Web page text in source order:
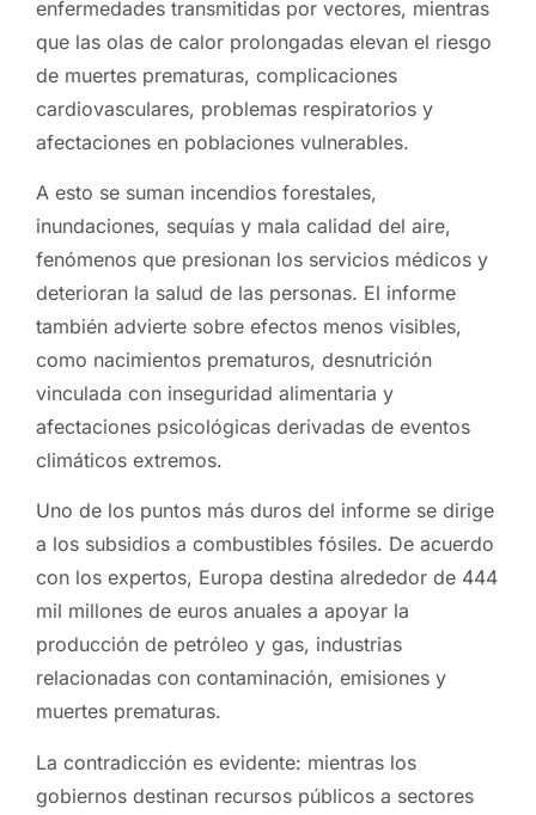
enfermedades transmitidas por vectores, mientras
que las olas de calor prolongadas elevan el riesgo
de muertes prematuras, complicaciones
cardiovasculares, problemas respiratorios y
afectaciones en poblaciones vulnerables.
A esto se suman incendios forestales,
inundaciones, sequías y mala calidad del aire,
fenómenos que presionan los servicios médicos y
deterioran la salud de las personas. El informe
también advierte sobre efectos menos visibles,
como nacimientos prematuros, desnutrición
vinculada con inseguridad alimentaria y
afectaciones psicológicas derivadas de eventos
climáticos extremos.
Uno de los puntos más duros del informe se dirige
a los subsidios a combustibles fósiles. De acuerdo
con los expertos, Europa destina alrededor de 444
mil millones de euros anuales a apoyar la
producción de petróleo y gas, industrias
relacionadas con contaminación, emisiones y
muertes prematuras.
La contradicción es evidente: mientras los
gobiernos destinan recursos públicos a sectores